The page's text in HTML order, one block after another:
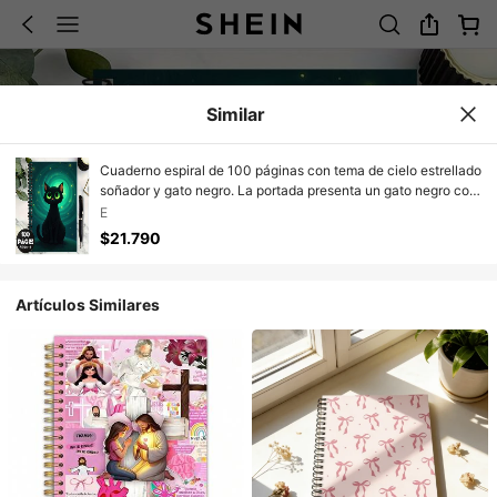
Similar
Cuaderno espiral de 100 páginas con tema de cielo estrellado
soñador y gato negro. La portada presenta un gato negro con
un halo verde y estrellas, que es lindo y misterioso. Adecuado
para registros de trabajo, notas de estudio, diarios diarios, y
también hace un regalo de graduación o cumpleaños
E
$21.790
Artículos Similares